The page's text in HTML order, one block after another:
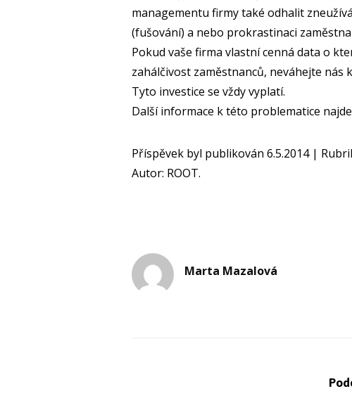
managementu firmy také odhalit
(fušování) a nebo prokrastinaci
Pokud vaše firma vlastní cenná data o
zahálčivost zaměstnanců, neváhejte
Tyto investice se vždy vyplatí.
Další informace k této problematice
Příspěvek byl publikován 6.5.2014 |
Autor: ROOT.
Marta Mazalová